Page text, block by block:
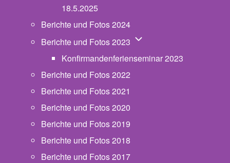
18.5.2025
Berichte und Fotos 2024
Berichte und Fotos 2023 Unternavigation von
Konfirmandenferienseminar 2023
Berichte und Fotos 2022
Berichte und Fotos 2021
Berichte und Fotos 2020
Berichte und Fotos 2019
Berichte und Fotos 2018
Berichte und Fotos 2017